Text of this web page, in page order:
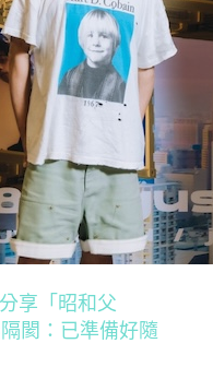
享「昭和父
閡：已準備好隨